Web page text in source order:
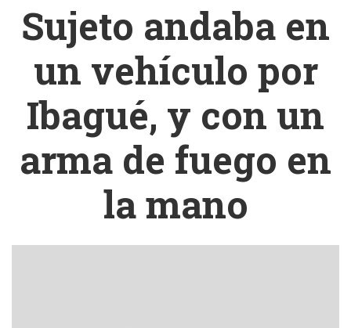
Sujeto andaba en
un vehículo por
Ibagué, y con un
arma de fuego en
la mano